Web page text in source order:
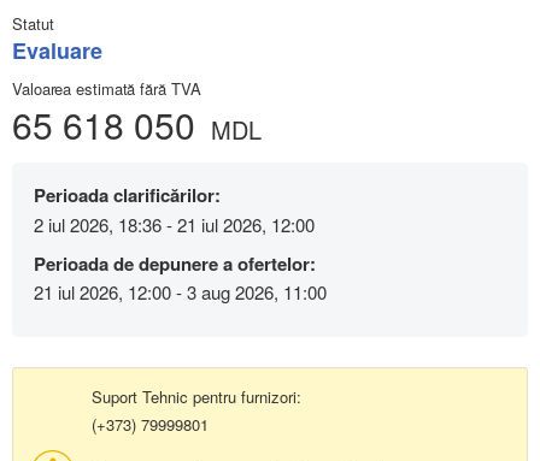
Statut
Evaluare
Valoarea estimată fără TVA
65 618 050 MDL
Perioada clarificărilor:
2 iul 2026, 18:36 - 21 iul 2026, 12:00
Perioada de depunere a ofertelor:
21 iul 2026, 12:00 - 3 aug 2026, 11:00
Suport Tehnic pentru furnizori:
(+373) 79999801